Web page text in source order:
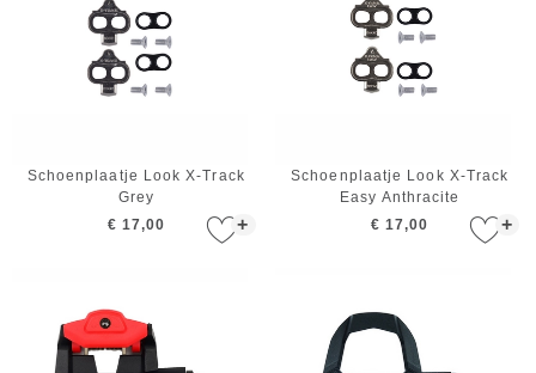
+
Schoenplaatje Look X-Track
Grey
€ 17,00
+
Schoenplaatje Look X-Track
Easy Anthracite
€ 17,00